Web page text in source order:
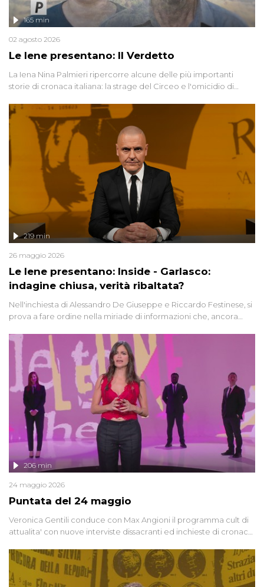
Le Iene presentano: Il Verdetto
165 min
02 agosto 2026
La Iena Nina Palmieri ripercorre alcune delle più importanti
storie di cronaca italiana: la strage del Circeo e l'omicidio di
Le Iene presentano: Inside - Garlasco:
indagine chiusa, verità ribaltata?
219 min
26 maggio 2026
Nell'inchiesta di Alessandro De Giuseppe e Riccardo Festinese, si
prova a fare ordine nella miriade di informazioni che, ancora
giudiziarie più discusse degli ultimi anni. Lo speciale ricostruisce la
vicenda mettendo in fila testimonianze, errori, dettagli
controversi e i protagonisti di un'indagine che sembra non avere
fine.
Puntata del 24 maggio
206 min
24 maggio 2026
Veronica Gentili conduce con Max Angioni il programma cult di
attualita' con nuove interviste dissacranti ed inchieste di cronaca